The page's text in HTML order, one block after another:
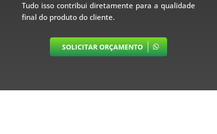
Tudo isso contribui diretamente para a qualidade
final do produto do cliente.
SOLICITAR ORÇAMENTO